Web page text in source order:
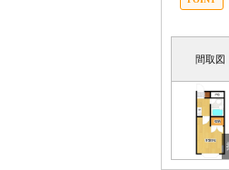
間取図